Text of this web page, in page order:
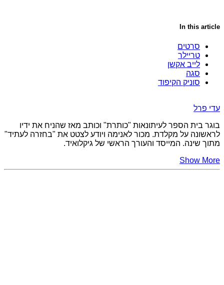
In this article
סרטים
טריילר
לייב אקשן
סגה
סוניק הקיפוד
עדי פרל
בוגר בית הספר לעיתונאות "כותרת" וכותב מאז שהניח את ידיו
לראשונה על מקלדת. מכור לאנימה ויודע לצטט את "בחזרה לעתיד"
מתוך שינה. המייסד והעורך הראשי של גיקלואיד.
Show More